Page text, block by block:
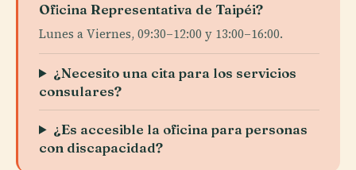
Oficina Representativa de Taipéi?
Lunes a Viernes, 09:30–12:00 y 13:00–16:00.
¿Necesito una cita para los servicios
consulares?
¿Es accesible la oficina para personas
con discapacidad?